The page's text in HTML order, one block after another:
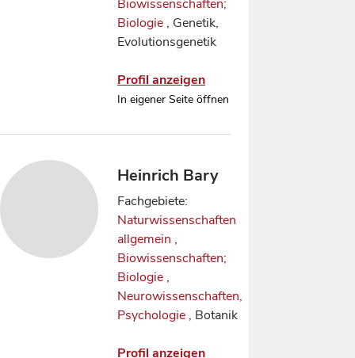
Biowissenschaften;
Biologie , Genetik,
Evolutionsgenetik
Profil anzeigen
In eigener Seite öffnen
Heinrich Bary
Fachgebiete:
Naturwissenschaften
allgemein ,
Biowissenschaften;
Biologie ,
Neurowissenschaften,
Psychologie , Botanik
Profil anzeigen